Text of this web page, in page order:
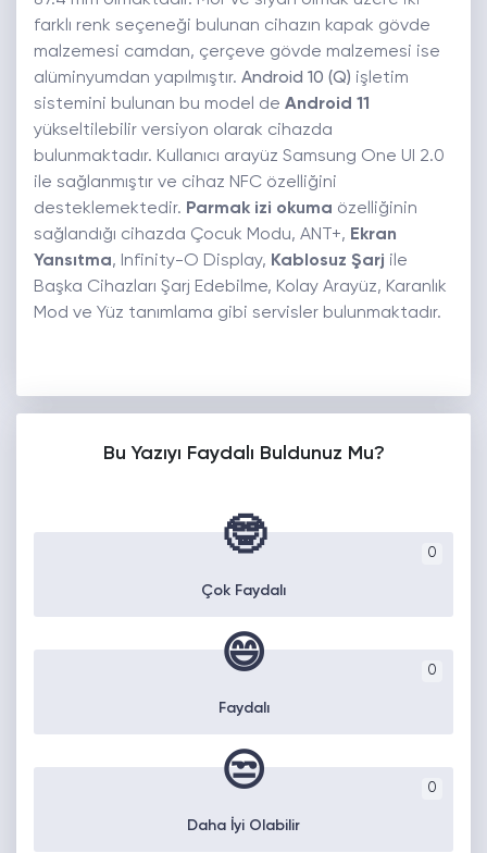
farklı renk seçeneği bulunan cihazın kapak gövde
malzemesi camdan, çerçeve gövde malzemesi ise
alüminyumdan yapılmıştır. Android 10 (Q) işletim
sistemini bulunan bu model de Android 11
yükseltilebilir versiyon olarak cihazda
bulunmaktadır. Kullanıcı arayüz Samsung One UI 2.0
ile sağlanmıştır ve cihaz NFC özelliğini
desteklemektedir. Parmak izi okuma özelliğinin
sağlandığı cihazda Çocuk Modu, ANT+, Ekran
Yansıtma, Infinity-O Display, Kablosuz Şarj ile
Başka Cihazları Şarj Edebilme, Kolay Arayüz, Karanlık
Mod ve Yüz tanımlama gibi servisler bulunmaktadır.
Bu Yazıyı Faydalı Buldunuz Mu?
0
🤓
Çok Faydalı
0
😄
Faydalı
0
😒
Daha İyi Olabilir